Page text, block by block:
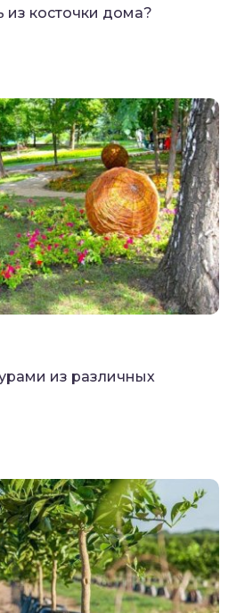
из косточки дома?
из различных